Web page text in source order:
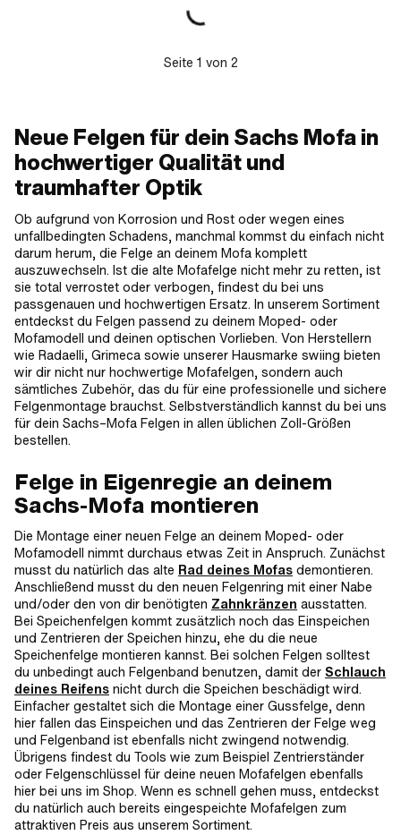
Seite 1 von 2
Neue Felgen für dein Sachs Mofa in
hochwertiger Qualität und
traumhafter Optik
Ob aufgrund von Korrosion und Rost oder wegen eines
unfallbedingten Schadens, manchmal kommst du einfach nicht
darum herum, die Felge an deinem Mofa komplett
auszuwechseln. Ist die alte Mofafelge nicht mehr zu retten, ist
sie total verrostet oder verbogen, findest du bei uns
passgenauen und hochwertigen Ersatz. In unserem Sortiment
entdeckst du Felgen passend zu deinem Moped- oder
Mofamodell und deinen optischen Vorlieben. Von Herstellern
wie Radaelli, Grimeca sowie unserer Hausmarke swiing bieten
wir dir nicht nur hochwertige Mofafelgen, sondern auch
sämtliches Zubehör, das du für eine professionelle und sichere
Felgenmontage brauchst. Selbstverständlich kannst du bei uns
für dein Sachs–Mofa Felgen in allen üblichen Zoll-Größen
bestellen.
Felge in Eigenregie an deinem
Sachs-Mofa montieren
Die Montage einer neuen Felge an deinem Moped- oder
Mofamodell nimmt durchaus etwas Zeit in Anspruch. Zunächst
musst du natürlich das alte Rad deines Mofas demontieren.
Anschließend musst du den neuen Felgenring mit einer Nabe
und/oder den von dir benötigten Zahnkränzen ausstatten.
Bei Speichenfelgen kommt zusätzlich noch das Einspeichen
und Zentrieren der Speichen hinzu, ehe du die neue
Speichenfelge montieren kannst. Bei solchen Felgen solltest
du unbedingt auch Felgenband benutzen, damit der Schlauch
deines Reifens nicht durch die Speichen beschädigt wird.
Einfacher gestaltet sich die Montage einer Gussfelge, denn
hier fallen das Einspeichen und das Zentrieren der Felge weg
und Felgenband ist ebenfalls nicht zwingend notwendig.
Übrigens findest du Tools wie zum Beispiel Zentrierständer
oder Felgenschlüssel für deine neuen Mofafelgen ebenfalls
hier bei uns im Shop. Wenn es schnell gehen muss, entdeckst
du natürlich auch bereits eingespeichte Mofafelgen zum
attraktiven Preis aus unserem Sortiment.